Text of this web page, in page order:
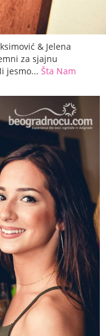
& Jelena
za sjajnu
jesmo... Šta Nam